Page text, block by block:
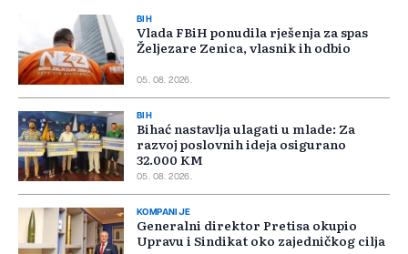
BIH
Vlada FBiH ponudila rješenja za spas
Željezare Zenica, vlasnik ih odbio
05. 08. 2026.
BIH
Bihać nastavlja ulagati u mlade: Za
razvoj poslovnih ideja osigurano
32.000 KM
05. 08. 2026.
KOMPANIJE
Generalni direktor Pretisa okupio
Upravu i Sindikat oko zajedničkog cilja